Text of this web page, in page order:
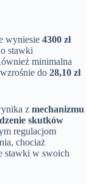
wyniesie 4300 zł
stawki
minimalna
do 28,10 zł
z mechanizmu
skutków
regulacjom
chociaż
stawki w swoich